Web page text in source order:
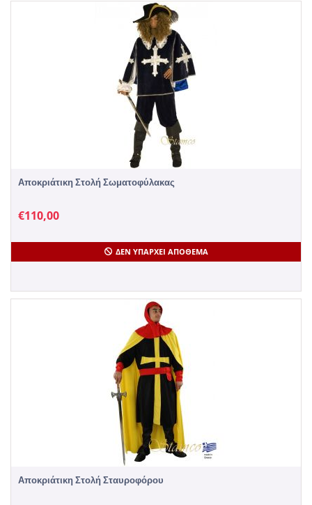
Αποκριάτικη Στολή Σωματοφύλακας
€110,00
ΔΕΝ ΥΠΆΡΧΕΙ ΑΠΌΘΕΜΑ
Αποκριάτικη Στολή Σταυροφόρου